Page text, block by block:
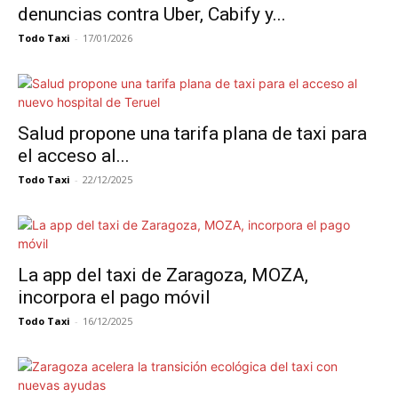
denuncias contra Uber, Cabify y...
Todo Taxi - 17/01/2026
Salud propone una tarifa plana de taxi para
el acceso al...
Todo Taxi - 22/12/2025
La app del taxi de Zaragoza, MOZA,
incorpora el pago móvil
Todo Taxi - 16/12/2025